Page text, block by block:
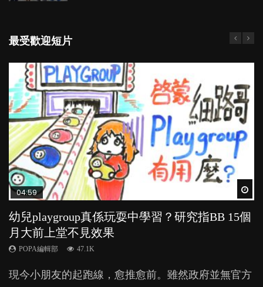
最受歡迎短片
04:59
幼兒playgroup真係玩耍中學習？研究指BB 15個
月大前上堂不見效果
POPA編輯部 47.1K
現今小朋友的起跑線，愈推愈前。雖然政府並無官方
03:39
幼稚園遊戲課 如何刺激幼兒自發學習取代獎勵
與懲罰？
POPA編輯部 33.1K
由美國學者所創的 tools of the mind 課程，學生以遊
03:02
老公患產後憂鬱症對BB的影響
POPA編輯部 15.9K
鬱，影響日常生活，嚴重的甚至會有自殺，或傷害小
04:06
全職好？在職好？｜全職媽媽與在職媽媽的壓
力與價值
POPA編輯部 25.8K
許多媽媽心底可能都有一刻掙扎過：究竟全職好，還
03:41
BB口腔期乜都放入口，父母該制止還是放手？
POPA編輯部 25.5K
成吮手指的習慣，大個就很難戒，但原來一刀切阻止